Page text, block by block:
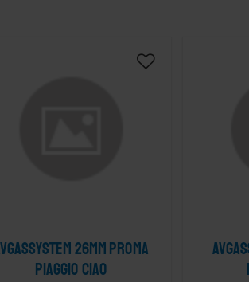
26mm proma
Piaggio Ciao
Lägg till i önskelista